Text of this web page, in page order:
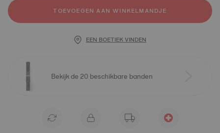
TOEVOEGEN AAN WINKELMANDJE
EEN BOETIEK VINDEN
Bekijk de 20 beschikbare banden